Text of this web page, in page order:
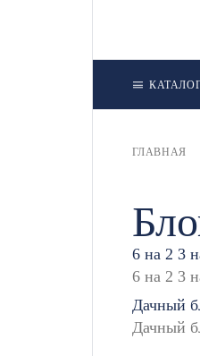
ГЛАВНАЯ
6 на 2 3
Дачный